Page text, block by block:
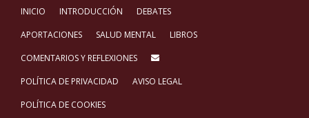
INICIO INTRODUCCIÓN
DEBATES
APORTACIONES
SALUD MENTAL
LIBROS
COMENTARIOS Y REFLEXIONES
POLÍTICA DE PRIVACIDAD
AVISO LEGAL
POLÍTICA DE COOKIES